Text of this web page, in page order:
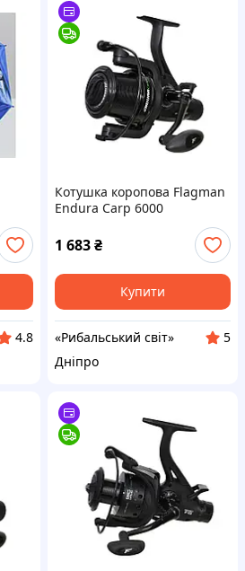
4.8
Котушка коропова Flagman
Endura Carp 6000
1 683₴
Купити
«Рибальський світ»
5
Дніпро